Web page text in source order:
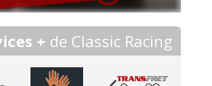
+ de Classic Racing